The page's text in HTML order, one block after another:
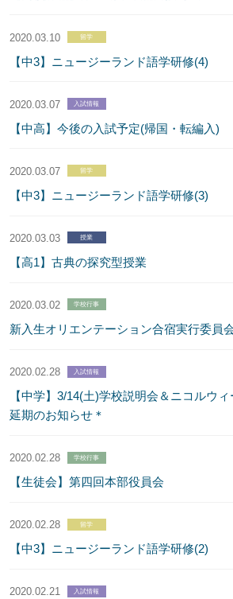
2020.03.10 留学
【中3】ニュージーランド語学研修(4)
2020.03.07 入試情報
【中高】今後の入試予定(帰国・転編入)
2020.03.07 留学
【中3】ニュージーランド語学研修(3)
2020.03.03 授業
【高1】古典の探究型授業
2020.03.02 学校行事
新入生オリエンテーション合宿実行委員
2020.02.28 入試情報
【中学】3/14(土)学校説明会＆ニコルウ
延期のお知らせ＊
2020.02.28 学校行事
【生徒会】第四回本部役員会
2020.02.28 留学
【中3】ニュージーランド語学研修(2)
2020.02.21 入試情報